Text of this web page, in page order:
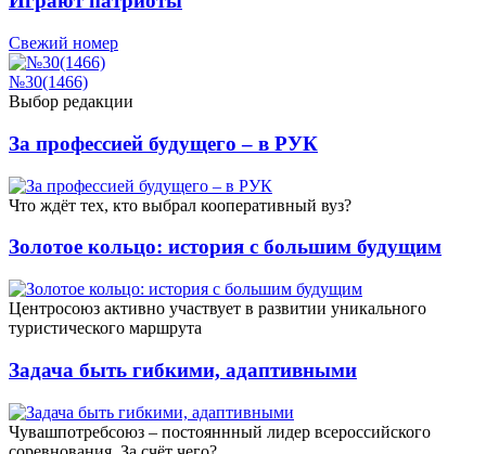
Свежий номер
№30(1466)
Выбор редакции
За профессией будущего – в РУК
Что ждёт тех, кто выбрал кооперативный вуз?
Золотое кольцо: история с большим будущим
Центросоюз активно участвует в развитии уникального
туристического маршрута
Задача быть гибкими, адаптивными
Чувашпотребсоюз – постояннный лидер всероссийского